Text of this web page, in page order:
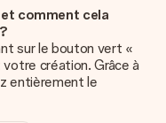
comment cela
sur le bouton vert «
création. Grâce à
entièrement le